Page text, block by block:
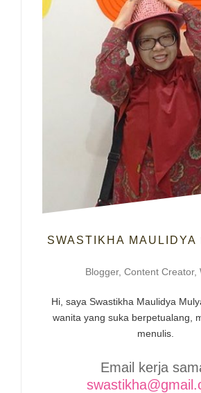
SWASTIKHA MAULIDYA
Blogger, Content Creator,
Hi, saya Swastikha Maulidya
wanita yang suka berpetualang,
menulis.
Email kerja